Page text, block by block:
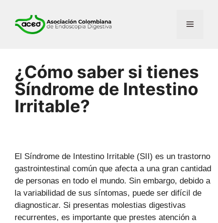
¿Cómo saber si tienes
Síndrome de Intestino
Irritable?
El Síndrome de Intestino Irritable (SII) es un trastorno
gastrointestinal común que afecta a una gran cantidad
de personas en todo el mundo. Sin embargo, debido a
la variabilidad de sus síntomas, puede ser difícil de
diagnosticar. Si presentas molestias digestivas
recurrentes, es importante que prestes atención a